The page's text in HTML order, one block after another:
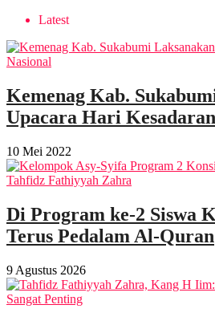
Latest
Kemenag Kab.
Upacara Hari
10 Mei 2022
Di Program ke-2 Siswa
Terus Pedalam Al-Quran
9 Agustus 2026